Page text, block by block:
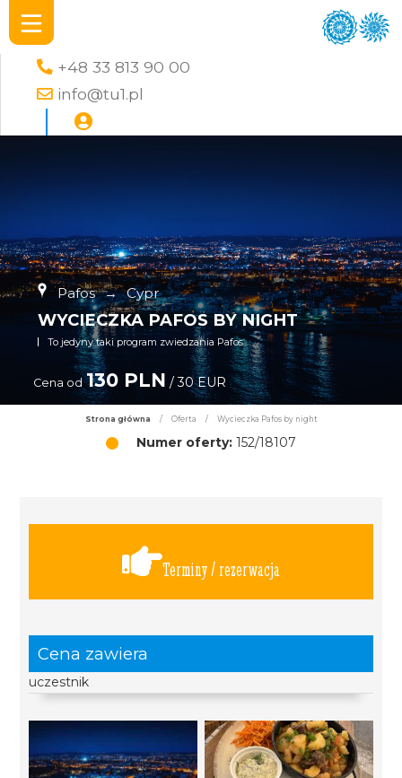
+48 33 813 90 00
info@tu1.pl
Pafos → Cypr
WYCIECZKA PAFOS BY NIGHT
To jedyny taki program zwiedzania Pafos
Cena od 130 PLN / 30 EUR
Strona główna / Oferta / Wycieczka Pafos by night
Numer oferty: 152/18107
Terminy / rezerwacja
Cena zawiera
uczestnik